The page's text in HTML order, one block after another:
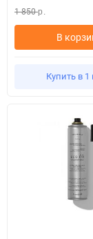
1 850р.
В
Купить в 1